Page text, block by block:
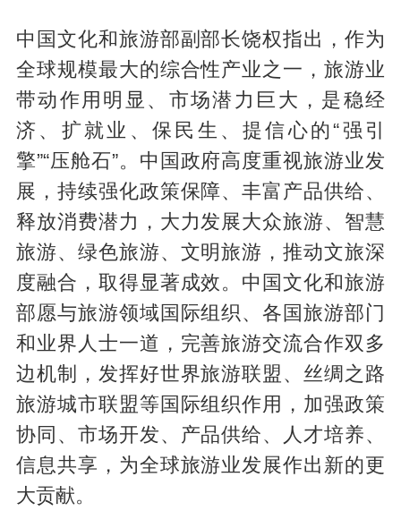
中国文化和旅游部副部长饶权指出，作为
全球规模最大的综合性产业之一，旅游业
带动作用明显、市场潜力巨大，是稳经
济、扩就业、保民生、提信心的“强引
擎”“压舱石”。中国政府高度重视旅游业发
展，持续强化政策保障、丰富产品供给、
释放消费潜力，大力发展大众旅游、智慧
旅游、绿色旅游、文明旅游，推动文旅深
度融合，取得显著成效。中国文化和旅游
部愿与旅游领域国际组织、各国旅游部门
和业界人士一道，完善旅游交流合作双多
边机制，发挥好世界旅游联盟、丝绸之路
旅游城市联盟等国际组织作用，加强政策
协同、市场开发、产品供给、人才培养、
信息共享，为全球旅游业发展作出新的更
大贡献。